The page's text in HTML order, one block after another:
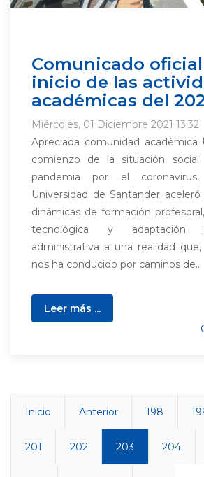
Comunicado
inicio de las
académicas del
Miércoles, 01 Diciembre 2021 13:32
Apreciada comunidad académica
comienzo de la situación
pandemia por el coronavirus,
Universidad de Santander
dinámicas de formación
tecnológica y adaptación
administrativa a una realidad
nos ha conducido por caminos de...
Leer más ...
Inicio Anterior 198
201 202 203 204